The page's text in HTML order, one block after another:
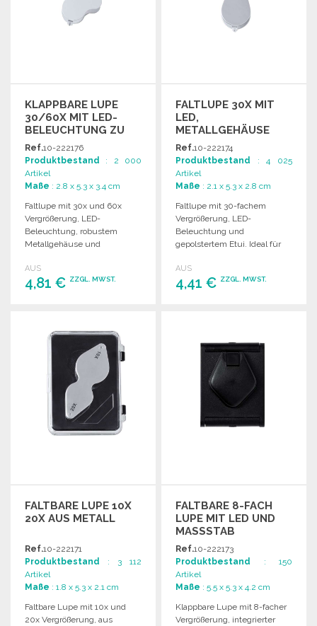
KLAPPBARE LUPE
30/60X MIT LED-
BELEUCHTUNG ZU
GROSSHANDELSPREISEN
Ref.10-222176
Produktbestand : 2 000
Artikel
Maße : 2.8 x 5.3 x 3.4 cm
Faltlupe mit 30x und 60x
Vergrößerung, LED-
Beleuchtung, robustem
Metallgehäuse und
Detailinspektionen.
AUS
4,81 € ZZGL. MWST.
Angebot anfordern
FALTLUPE 30X MIT
LED,
METALLGEHÄUSE
Ref.10-222174
Produktbestand : 4 025
Artikel
Maße : 2.1 x 5.3 x 2.8 cm
Faltlupe mit 30-fachem
Vergrößerung, LED-
Beleuchtung und
gepolstertem Etui. Ideal für
Objekte und Texte.
AUS
4,41 € ZZGL. MWST.
FALTBARE LUPE 10X
20X AUS METALL
Ref.10-222171
Produktbestand : 3 112
Artikel
Maße : 1.8 x 5.3 x 2.1 cm
Faltbare Lupe mit 10x und
20x Vergrößerung, aus
FALTBARE 8-FACH
LUPE MIT LED UND
MASSSTAB
Ref.10-222173
Produktbestand : 150
Artikel
Maße : 5.5 x 5.3 x 4.2 cm
Klappbare Lupe mit 8-facher
Vergrößerung, integrierter